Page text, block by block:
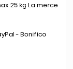
25 kg La merce
- Bonifico